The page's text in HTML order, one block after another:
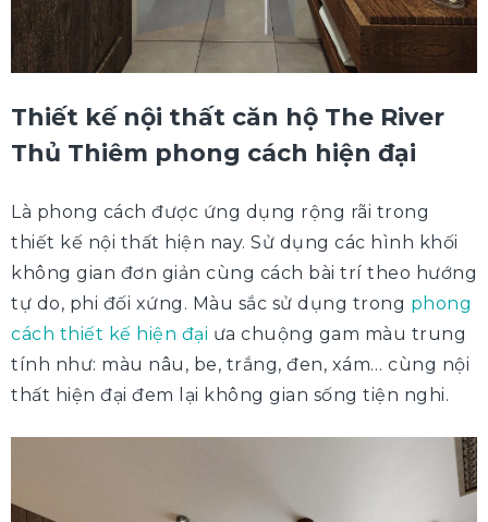
Thiết kế nội thất căn hộ The River
Thủ Thiêm phong cách hiện đại
Là phong cách được ứng dụng rộng rãi trong
thiết kế nội thất hiện nay. Sử dụng các hình khối
không gian đơn giản cùng cách bài trí theo hướng
tự do, phi đối xứng. Màu sắc sử dụng trong phong
cách thiết kế hiện đại ưa chuộng gam màu trung
tính như: màu nâu, be, trắng, đen, xám… cùng nội
thất hiện đại đem lại không gian sống tiện nghi.